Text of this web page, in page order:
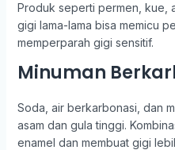
Produk seperti permen, kue,
gigi lama-lama bisa memicu
memperparah gigi sensitif.
Minuman
Soda, air berkarbonasi, dan
asam dan gula tinggi.
enamel dan membuat gigi